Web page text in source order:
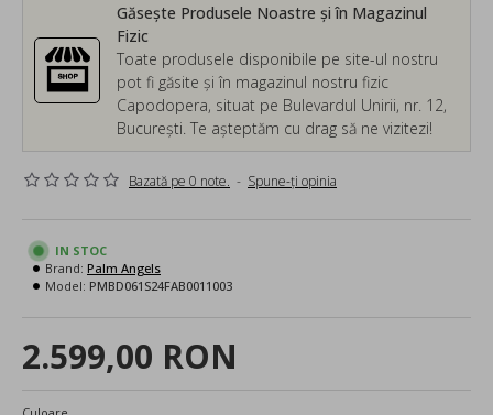
Găsește Produsele Noastre și în Magazinul
Fizic
Toate produsele disponibile pe site-ul nostru
pot fi găsite și în magazinul nostru fizic
Capodopera, situat pe Bulevardul Unirii, nr. 12,
București. Te așteptăm cu drag să ne vizitezi!
Bazată pe 0 note. - Spune-ţi opinia
2.599,00 RON
IN STOC
Brand: Palm Angels
Model: PMBD061S24FAB0011003